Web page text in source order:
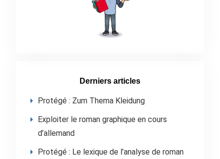
Derniers articles
Protégé : Zum Thema Kleidung
Exploiter le roman graphique en cours
d’allemand
Protégé : Le lexique de l’analyse de roman